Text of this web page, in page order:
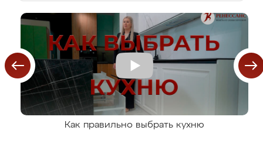
Как правильно выбрать кухню